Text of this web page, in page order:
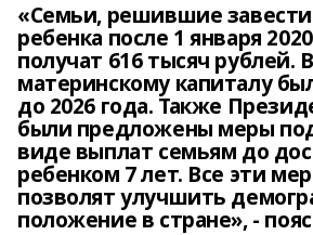
«Семьи, решившие завести
ребенка после 1 января
получат 616 тысяч рублей.
материнскому капиталу
до 2026 года. Также
были предложены меры
виде выплат семьям до
ребенком 7 лет. Все эти
позволят улучшить
положение в стране», -